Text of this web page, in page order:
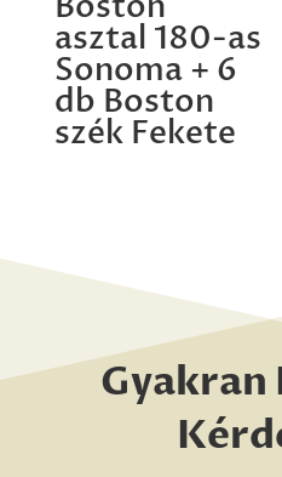
asztal 180-as
Sonoma + 6
db Boston
szék Fekete